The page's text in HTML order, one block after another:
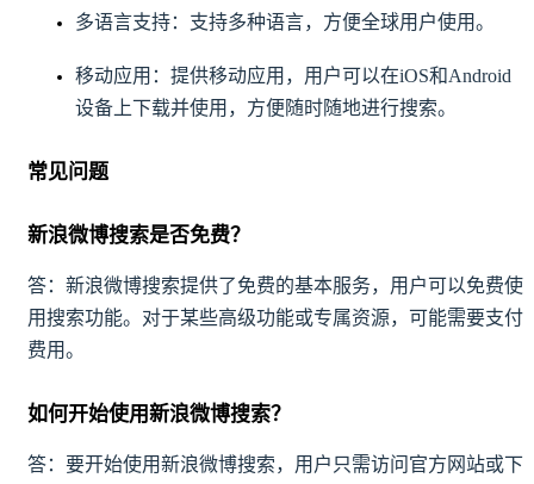
多语言支持：支持多种语言，方便全球用户使用。
移动应用：提供移动应用，用户可以在iOS和Android
设备上下载并使用，方便随时随地进行搜索。
常见问题
新浪微博搜索是否免费？
答：新浪微博搜索提供了免费的基本服务，用户可以免费使
用搜索功能。对于某些高级功能或专属资源，可能需要支付
费用。
如何开始使用新浪微博搜索？
答：要开始使用新浪微博搜索，用户只需访问官方网站或下